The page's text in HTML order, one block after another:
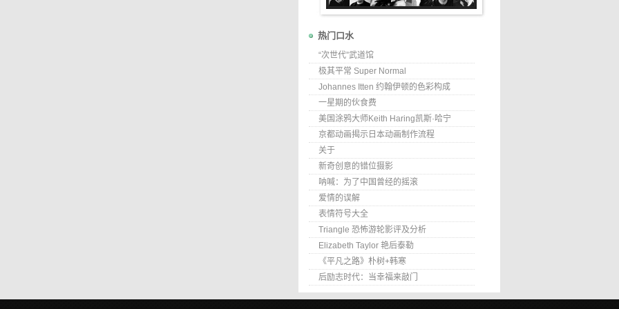
热门口水
“次世代”武道馆
极其平常 Super Normal
Johannes Itten 约翰伊顿的色彩构成
一星期的伙食费
美国涂鸦大师Keith Haring凯斯·哈宁
京都动画揭示日本动画制作流程
关于
新奇创意的错位摄影
呐喊：为了中国曾经的摇滚
爱情的误解
表情符号大全
Triangle 恐怖游轮影评及分析
Elizabeth Taylor 艳后泰勒
《平凡之路》朴树+韩寒
后励志时代：当幸福来敲门